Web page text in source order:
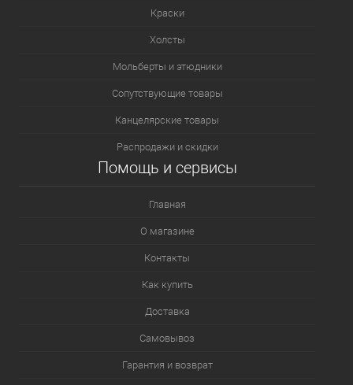
Краски
Холсты
Мольберты и этюдники
Сопутствующие товары
Канцелярские товары
Распродажи и скидки
Помощь и сервисы
Главная
О магазине
Контакты
Как купить
Доставка
Самовывоз
Гарантия и возврат